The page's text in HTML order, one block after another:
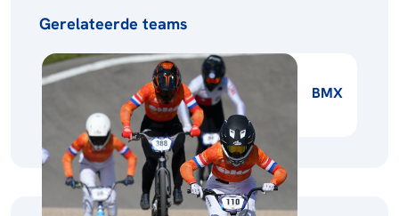
Gerelateerde teams
BMX